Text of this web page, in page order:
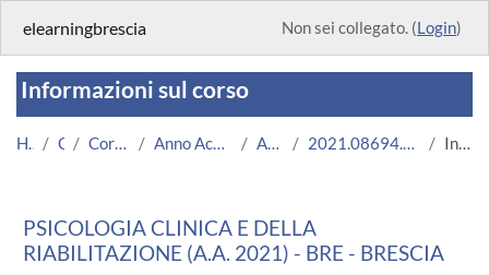
elearningbrescia Non sei collegato. (Login)
Informazioni sul corso
Home Corsi Corsi Istituzionali Anno Accademico 2021/2022 Area Medica 2021.08694.2020.3.A005315.BRE_7058 Introduzione
PSICOLOGIA CLINICA E DELLA
RIABILITAZIONE (A.A. 2021) - BRE - BRESCIA